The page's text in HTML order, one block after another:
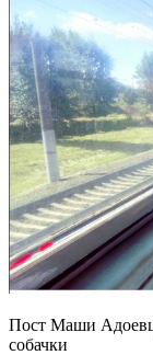
Пост Маши
собачки